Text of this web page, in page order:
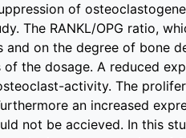
of
The RANKL/OPG ratio,
and on the degree of bone
the dosage. A reduced
activity. The
an increased
not be accieved. In this